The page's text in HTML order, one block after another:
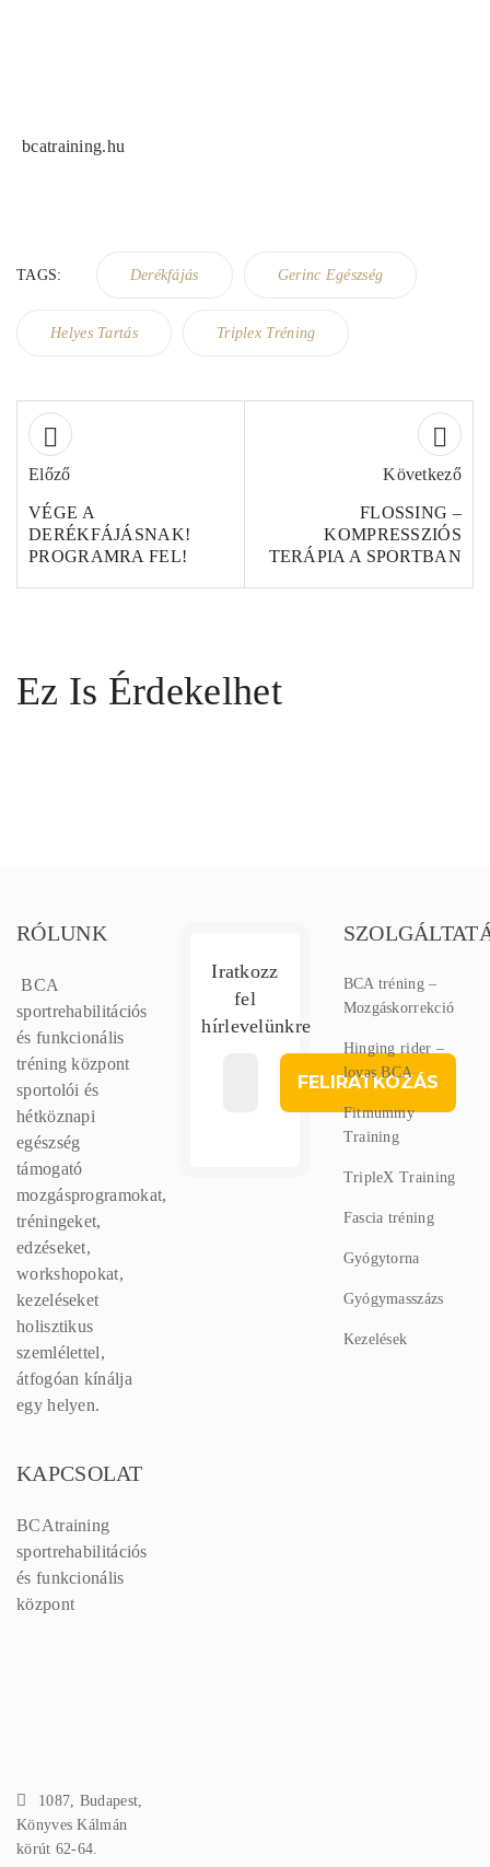
bcatraining.hu
TAGS: Derékfájás Gerinc Egészség
Helyes Tartás Triplex Tréning
Előző
VÉGE A
DERÉKFÁJÁSNAK!
PROGRAMRA FEL!
Következő
FLOSSING –
KOMPRESSZIÓS
TERÁPIA A SPORTBAN
Ez Is Érdekelhet
RÓLUNK
BCA
sportrehabilitációs
és funkcionális
tréning központ
sportolói és
hétköznapi
egészség
támogató
mozgásprogramokat,
tréningeket,
edzéseket,
workshopokat,
kezeléseket
holisztikus
szemlélettel,
átfogóan kínálja
egy helyen.
Iratkozz
fel
hírlevelünkre
BCA tréning –
Mozgáskorrekció
Hinging rider –
lovas BCA
Fitmummy
Training
TripleX Training
Fascia tréning
Gyógytorna
Gyógymasszázs
Kezelések
KAPCSOLAT
BCAtraining
sportrehabilitációs
és funkcionális
központ
1087, Budapest,
Könyves Kálmán
körút 62-64.